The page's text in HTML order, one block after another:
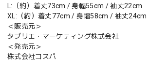
L:（約）着丈73cm / 身幅55cm / 袖丈22cm
XL:（約）着丈77cm / 身幅58cm / 袖丈24cm
＜販売元＞
タブリエ・マーケティング株式会社
＜発売元＞
株式会社コスパ